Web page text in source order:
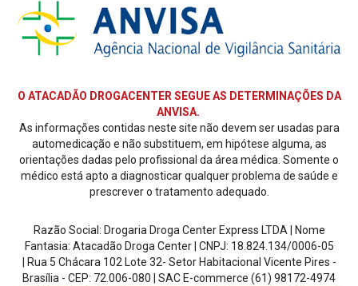
O ATACADÃO DROGACENTER SEGUE AS DETERMINAÇÕES DA
ANVISA.
As informações contidas neste site não devem ser usadas para
automedicação e não substituem, em hipótese alguma, as
orientações dadas pelo profissional da área médica. Somente o
médico está apto a diagnosticar qualquer problema de saúde e
prescrever o tratamento adequado.
Razão Social: Drogaria Droga Center Express LTDA | Nome
Fantasia: Atacadão Droga Center | CNPJ: 18.824.134/0006-05
| Rua 5 Chácara 102 Lote 32- Setor Habitacional Vicente Pires -
Brasília - CEP: 72.006-080 | SAC E-commerce (61) 98172-4974